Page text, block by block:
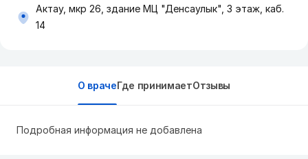
Актау, мкр 26, здание МЦ "Денсаулык", 3 этаж, каб.
14
О врачеГде принимаетОтзывы
Подробная информация не добавлена